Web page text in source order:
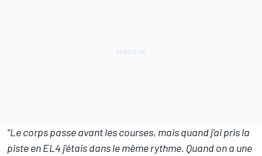
"Le corps passe avant les courses, mais quand j'ai pris la
piste en EL4 j'étais dans le même rythme. Quand on a une